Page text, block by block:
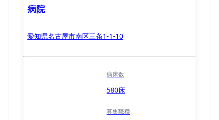
病院
愛知県名古屋市南区三条1-1-10
病床数
580床
募集職種